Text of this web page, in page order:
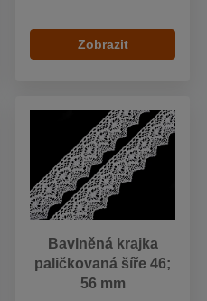
Zobrazit
Bavlněná krajka
paličkovaná šíře 46;
56 mm